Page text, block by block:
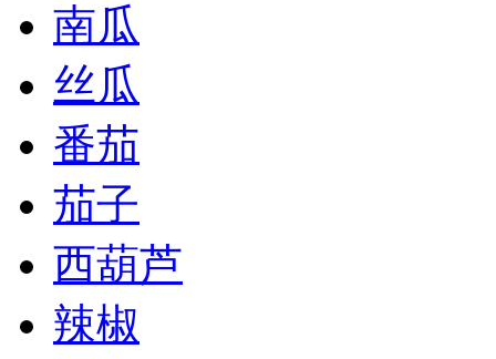
南瓜
丝瓜
番茄
茄子
西葫芦
辣椒